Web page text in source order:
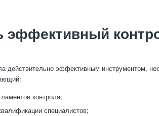
эффективный
действительно эффективным инструментом,
контроля;
специалистов;